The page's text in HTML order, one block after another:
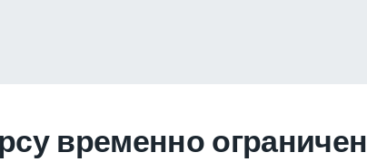
временно ограничен